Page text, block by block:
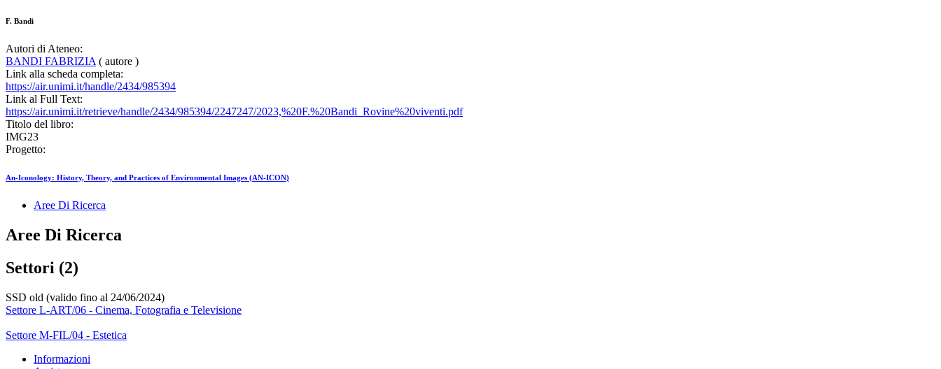
F. Bandi
Autori di Ateneo:
BANDI FABRIZIA ( autore )
Link alla scheda completa:
https://air.unimi.it/handle/2434/985394
Link al Full Text:
https://air.unimi.it/retrieve/handle/2434/985394/2247247/2023,%20F.%20Bandi_Rovine%20viventi.pdf
Titolo del libro:
IMG23
Progetto:
An-Iconology: History, Theory, and Practices of Environmental Images (AN-ICON)
Aree Di Ricerca
Aree Di Ricerca
Settori (2)
SSD old (valido fino al 24/06/2024)
Settore L-ART/06 - Cinema, Fotografia e Televisione
Settore M-FIL/04 - Estetica
Informazioni